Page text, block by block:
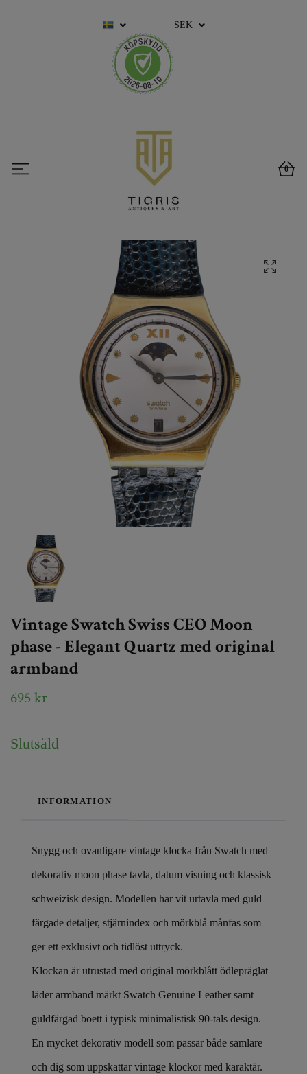
SEK
0
Vintage Swatch Swiss CEO Moon
phase - Elegant Quartz med original
armband
695 kr
Slutsåld
INFORMATION
Snygg och ovanligare vintage klocka från Swatch med
dekorativ moon phase tavla, datum visning och klassisk
schweizisk design. Modellen har vit urtavla med guld
färgade detaljer, stjärnindex och mörkblå månfas som
ger ett exklusivt och tidlöst uttryck.
Klockan är utrustad med original mörkblått ödlepräglat
läder armband märkt Swatch Genuine Leather samt
guldfärgad boett i typisk minimalistisk 90-tals design.
En mycket dekorativ modell som passar både samlare
och dig som uppskattar vintage klockor med karaktär.